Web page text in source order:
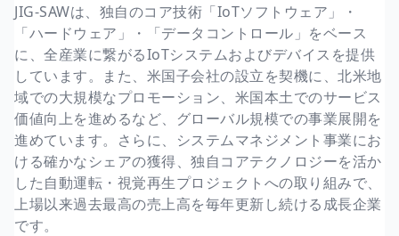
JIG-SAWは、独自のコア技術「IoTソフトウェア」・
「ハードウェア」・「データコントロール」をベース
に、全産業に繋がるIoTシステムおよびデバイスを提供
しています。また、米国子会社の設立を契機に、北米地
域での大規模なプロモーション、米国本土でのサービス
価値向上を進めるなど、グローバル規模での事業展開を
進めています。さらに、システムマネジメント事業にお
ける確かなシェアの獲得、独自コアテクノロジーを活か
した自動運転・視覚再生プロジェクトへの取り組みで、
上場以来過去最高の売上高を毎年更新し続ける成長企業
です。